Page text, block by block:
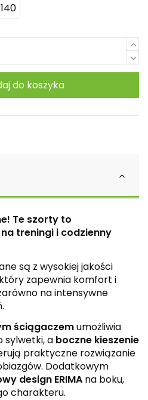
140
do koszyka
Te szorty to
treningi i codzienny
są z wysokiej jakości
zapewnia komfort i
na intensywne
ściągaczemumożliwia
sylwetki, a boczne kieszenie
praktyczne rozwiązanie
Dodatkowym
design ERIMA na boku,
charakteru.